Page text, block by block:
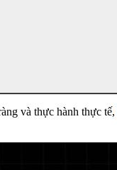
và thực hành thực tế,